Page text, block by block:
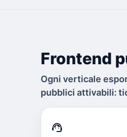
Frontend
Ogni verticale
pubblici attivabili:
support_agent